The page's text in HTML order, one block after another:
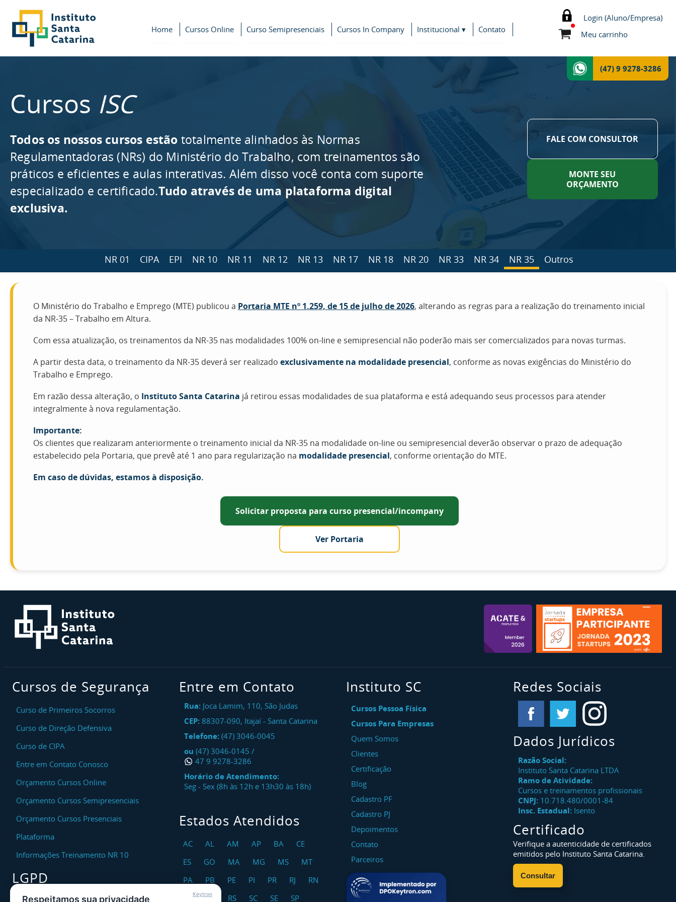
Home Cursos Online Curso Semipresenciais Cursos In Company Institucional ▾ Contato
Login (Aluno/Empresa)
Meu carrinho
(47) 9 9278-3286
Cursos ISC
Todos os nossos cursos estão totalmente alinhados às Normas
Regulamentadoras (NRs) do Ministério do Trabalho, com treinamentos são
práticos e eficientes e aulas interativas. Além disso você conta com suporte
especializado e certificado.Tudo através de uma plataforma digital
exclusiva.
FALE COM CONSULTOR
MONTE SEU
ORÇAMENTO
NR 01 CIPA EPI NR 10 NR 11 NR 12 NR 13 NR 17 NR 18 NR 20 NR 33 NR 34 NR 35 Outros
O Ministério do Trabalho e Emprego (MTE) publicou a Portaria MTE nº 1.259, de 15 de julho de 2026, alterando as regras para a realização do treinamento inicial
da NR-35 – Trabalho em Altura.
Com essa atualização, os treinamentos da NR-35 nas modalidades 100% on-line e semipresencial não poderão mais ser comercializados para novas turmas.
A partir desta data, o treinamento da NR-35 deverá ser realizado exclusivamente na modalidade presencial, conforme as novas exigências do Ministério do
Trabalho e Emprego.
Em razão dessa alteração, o Instituto Santa Catarina já retirou essas modalidades de sua plataforma e está adequando seus processos para atender
integralmente à nova regulamentação.
Importante:
Os clientes que realizaram anteriormente o treinamento inicial da NR-35 na modalidade on-line ou semipresencial deverão observar o prazo de adequação
estabelecido pela Portaria, que prevê até 1 ano para regularização na modalidade presencial, conforme orientação do MTE.
Em caso de dúvidas, estamos à disposição.
Solicitar proposta para curso presencial/incompany
Ver Portaria
Cursos de Segurança
Curso de Primeiros Socorros
Curso de Direção Defensiva
Curso de CIPA
Entre em Contato Conosco
Orçamento Cursos Online
Orçamento Cursos Semipresenciais
Orçamento Cursos Presenciais
Plataforma
Informações Treinamento NR 10
LGPD
Entre em Contato
Rua: Joca Lamim, 110, São Judas
CEP: 88307-090, Itajaí - Santa Catarina
Telefone: (47) 3046-0045
ou (47) 3046-0145 /
47 9 9278-3286
Horário de Atendimento:
Seg - Sex (8h às 12h e 13h30 às 18h)
Estados Atendidos
AC AL AM AP BA
CE
ES
GO MA MG MS
MT
PA
PB PE PI PR RJ
RN
RO
RR RS SC SE SP
Instituto SC
Cursos Pessoa Física
Cursos Para Empresas
Quem Somos
Clientes
Certificação
Blog
Cadastro PF
Cadastro PJ
Depoimentos
Contato
Parceiros
Redes Sociais
Dados Jurídicos
Razão Social:
Instituto Santa Catarina LTDA
Ramo de Atividade:
Cursos e treinamentos profissionais
CNPJ: 10.718.480/0001-84
Insc. Estadual: Isento
Certificado
Verifique a autenticidade de certificados
emitidos pelo Instituto Santa Catarina.
Consultar
Keytron
Respeitamos sua privacidade